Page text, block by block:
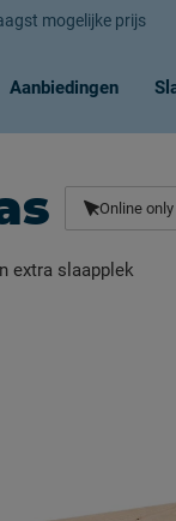
mogelijke prijs
Aanbiedingen
Online only
extra slaapplek